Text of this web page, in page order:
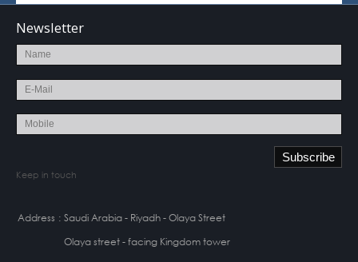
Newsletter
Keep in touch
Address : Saudi Arabia - Riyadh - Olaya Street
Olaya street - facing Kingdom tower